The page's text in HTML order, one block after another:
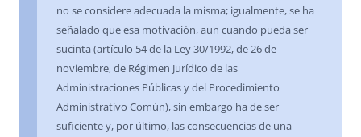
no se considere adecuada la misma; igualmente, se ha
señalado que esa motivación, aun cuando pueda ser
sucinta (artículo 54 de la Ley 30/1992, de 26 de
noviembre, de Régimen Jurídico de las
Administraciones Públicas y del Procedimiento
Administrativo Común), sin embargo ha de ser
suficiente y, por último, las consecuencias de una